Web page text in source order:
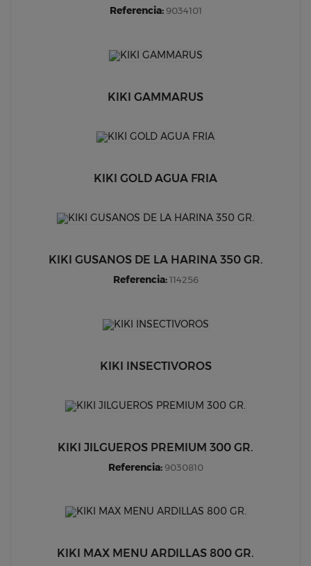
Referencia: 9034101
KIKI GAMMARUS
KIKI GOLD AGUA FRIA
KIKI GUSANOS DE LA HARINA 350 GR.
Referencia: 114256
KIKI INSECTIVOROS
KIKI JILGUEROS PREMIUM 300 GR.
Referencia: 9030810
KIKI MAX MENU ARDILLAS 800 GR.